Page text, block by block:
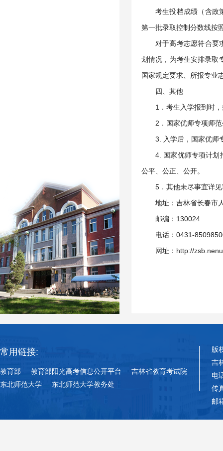
考生投档成绩（含政
第一批录取控制分数线按
对于高考志愿符合要
划情况，为考生安排录取
国家规定要求、所报专业
四、其他
1．考生入学报到时
2．国家优师专项师
3. 入学后，国家优师
4. 国家优师专项计划
公平、公正、公开。
5．其他未尽事宜详
地址：吉林省长春市
邮编：130024
电话：0431-
网址：http://
常用链接:
教育部 教育部阳光高考信息公开平台
吉林省教育考试院
东北师范大学
东北师范大学教务处
版
吉
电
传
邮